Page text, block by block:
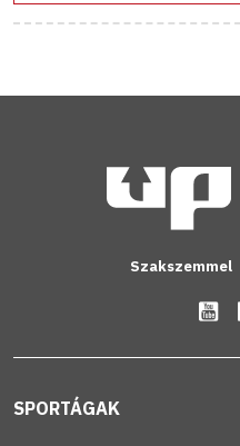
Szakszemmel
SPORTÁGAK